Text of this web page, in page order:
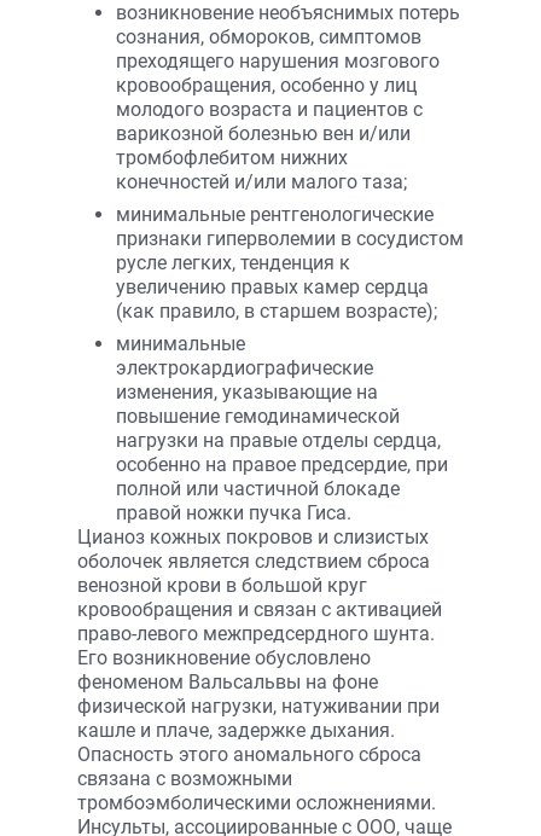
возникновение необъяснимых потерь
сознания, обмороков, симптомов
преходящего нарушения мозгового
кровообращения, особенно у лиц
молодого возраста и пациентов с
варикозной болезнью вен и/или
тромбофлебитом нижних
конечностей и/или малого таза;
минимальные рентгенологические
признаки гиперволемии в сосудистом
русле легких, тенденция к
увеличению правых камер сердца
(как правило, в старшем возрасте);
минимальные
электрокардиографические
изменения, указывающие на
повышение гемодинамической
нагрузки на правые отделы сердца,
особенно на правое предсердие, при
полной или частичной блокаде
правой ножки пучка Гиса.
Цианоз кожных покровов и слизистых
оболочек является следствием сброса
венозной крови в большой круг
кровообращения и связан с активацией
право-левого межпредсердного шунта.
Его возникновение обусловлено
феноменом Вальсальвы на фоне
физической нагрузки, натуживании при
кашле и плаче, задержке дыхания.
Опасность этого аномального сброса
связана с возможными
тромбоэмболическими осложнениями.
Инсульты, ассоциированные с ООО, чаще